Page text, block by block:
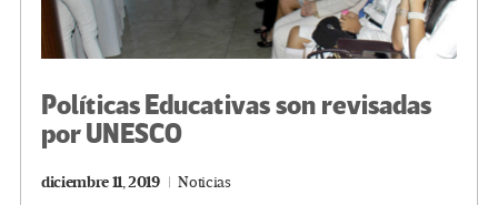
Políticas Educativas son revisadas
por UNESCO
diciembre 11, 2019 Noticias